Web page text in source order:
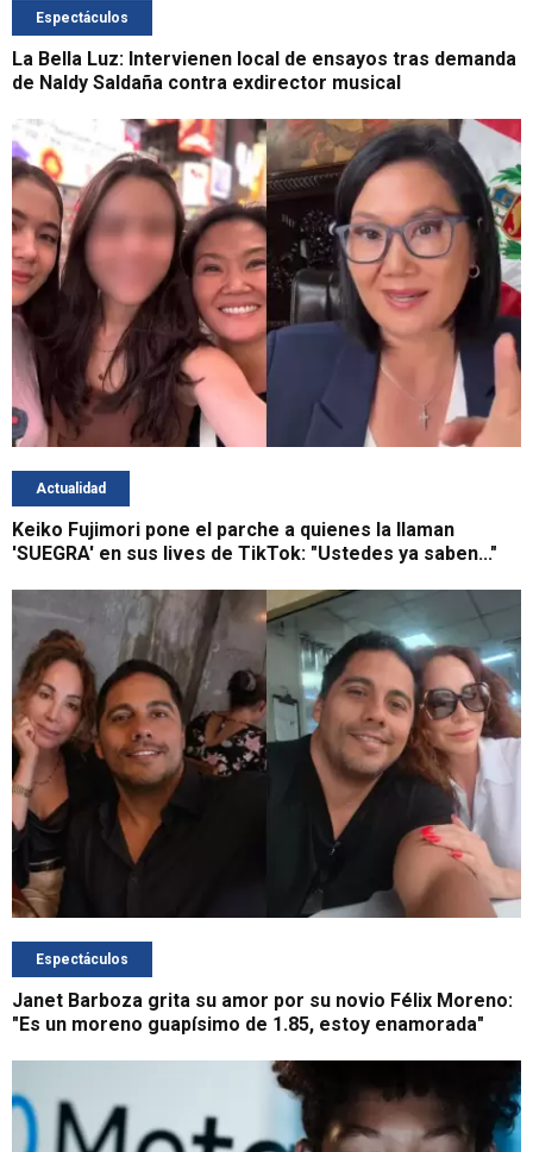
Espectáculos
La Bella Luz: Intervienen local de ensayos tras demanda
de Naldy Saldaña contra exdirector musical
Actualidad
Keiko Fujimori pone el parche a quienes la llaman
'SUEGRA' en sus lives de TikTok: "Ustedes ya saben..."
Espectáculos
Janet Barboza grita su amor por su novio Félix Moreno:
"Es un moreno guapísimo de 1.85, estoy enamorada"